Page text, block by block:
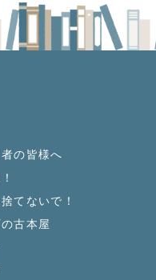
の皆様へ
てないで！
古本屋